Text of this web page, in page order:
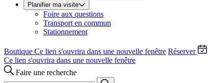
Planifier ma visite
Foire aux questions
Transport en commun
Stationnement
Boutique Ce lien s'ouvrira dans une nouvelle fenêtre Réserver
Ce lien s'ouvrira dans une nouvelle fenêtre
Faire une recherche